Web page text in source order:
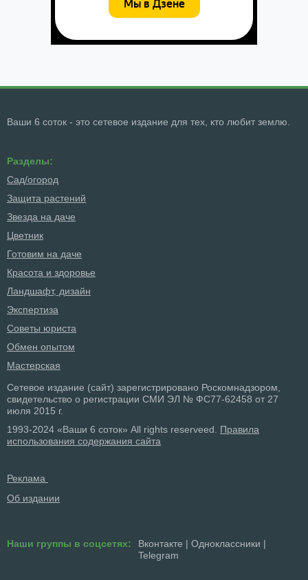
Ваши 6 соток - это сетевое издание для тех, кто любит землю.
Разделы:
Сад/огород
Защита растений
Звезда на даче
Цветник
Готовим на даче
Красота и здоровье
Ландшафт, дизайн
Экспертиза
Советы юриста
Обмен опытом
Мастерская
Сетевое издание (сайт) зарегистрировано Роскомнадзором,
свидетельство о регистрации СМИ ЭЛ № ФС77-62458 от 27
июля 2015 г.
1993-2024 «Ваши 6 соток» All rights reserveed. Правила
использования содержания сайта
Реклама
Об издании
Наши группы в соцсетях: Вконтакте | Одноклассники |
Telegram